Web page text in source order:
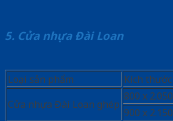
5. Cửa nhựa Đài Loan
Loại sản phẩm Kích thước
Cửa nhựa Đài Loan ghép
800 x 2.050
900 x 2.150